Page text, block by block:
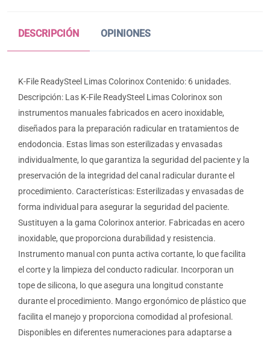
DESCRIPCIÓN OPINIONES
K-File ReadySteel Limas Colorinox Contenido: 6 unidades.
Descripción: Las K-File ReadySteel Limas Colorinox son
instrumentos manuales fabricados en acero inoxidable,
diseñados para la preparación radicular en tratamientos de
endodoncia. Estas limas son esterilizadas y envasadas
individualmente, lo que garantiza la seguridad del paciente y la
preservación de la integridad del canal radicular durante el
procedimiento. Características: Esterilizadas y envasadas de
forma individual para asegurar la seguridad del paciente.
Sustituyen a la gama Colorinox anterior. Fabricadas en acero
inoxidable, que proporciona durabilidad y resistencia.
Instrumento manual con punta activa cortante, lo que facilita
el corte y la limpieza del conducto radicular. Incorporan un
tope de silicona, lo que asegura una longitud constante
durante el procedimiento. Mango ergonómico de plástico que
facilita el manejo y proporciona comodidad al profesional.
Disponibles en diferentes numeraciones para adaptarse a